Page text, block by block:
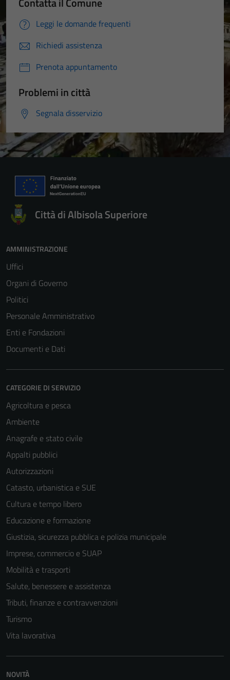
Leggi le domande frequenti
Richiedi assistenza
Prenota appuntamento
Problemi in città
Segnala disservizio
Città di Albisola Superiore
AMMINISTRAZIONE
Uffici
Organi di Governo
Politici
Personale Amministrativo
Enti e Fondazioni
Documenti e Dati
CATEGORIE DI SERVIZIO
Agricoltura e pesca
Ambiente
Anagrafe e stato civile
Appalti pubblici
Autorizzazioni
Catasto, urbanistica e SUE
Cultura e tempo libero
Educazione e formazione
Giustizia, sicurezza pubblica e polizia municipale
Imprese, commercio e SUAP
Mobilità e trasporti
Salute, benessere e assistenza
Tributi, finanze e contravvenzioni
Turismo
Vita lavorativa
NOVITÀ